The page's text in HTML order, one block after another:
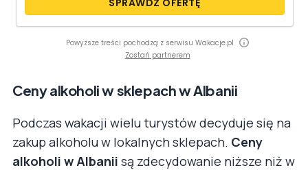
Powyższe treści pochodzą z serwisu Wakacje.pl
Zostań partnerem
Ceny alkoholi w sklepach w Albanii
Podczas wakacji wielu turystów decyduje się na
zakup alkoholu w lokalnych sklepach. Ceny
alkoholi w Albanii są zdecydowanie niższe niż w